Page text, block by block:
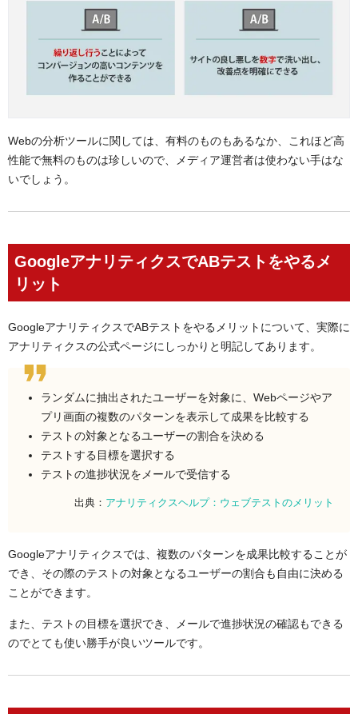
Webの分析ツールに関しては、有料のものもあるなか、これほど高
性能で無料のものは珍しいので、メディア運営者は使わない手はな
いでしょう。
GoogleアナリティクスでABテストをやるメ
リット
GoogleアナリティクスでABテストをやるメリットについて、実際に
アナリティクスの公式ページにしっかりと明記してあります。
ランダムに抽出されたユーザーを対象に、Webページやア
プリ画面の複数のパターンを表示して成果を比較する
テストの対象となるユーザーの割合を決める
テストする目標を選択する
テストの進捗状況をメールで受信する
出典： アナリティクスヘルプ：ウェブテストのメリット
Googleアナリティクスでは、複数のパターンを成果比較することが
でき、その際のテストの対象となるユーザーの割合も自由に決める
ことができます。
また、テストの目標を選択でき、メールで進捗状況の確認もできる
のでとても使い勝手が良いツールです。